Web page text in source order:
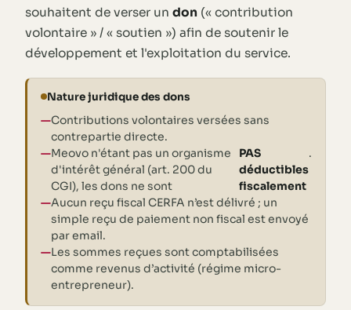
souhaitent de verser un don (« contribution
volontaire » / « soutien ») afin de soutenir le
développement et l'exploitation du service.
Nature juridique des dons
Contributions volontaires versées sans
contrepartie directe.
Meovo n'étant pas un organisme
d'intérêt général (art. 200 du
CGI), les dons ne sont
PAS
déductibles
fiscalement
.
Aucun reçu fiscal CERFA n’est délivré ; un
simple reçu de paiement non fiscal est envoyé
par email.
Les sommes reçues sont comptabilisées
comme revenus d’activité (régime micro-
entrepreneur).